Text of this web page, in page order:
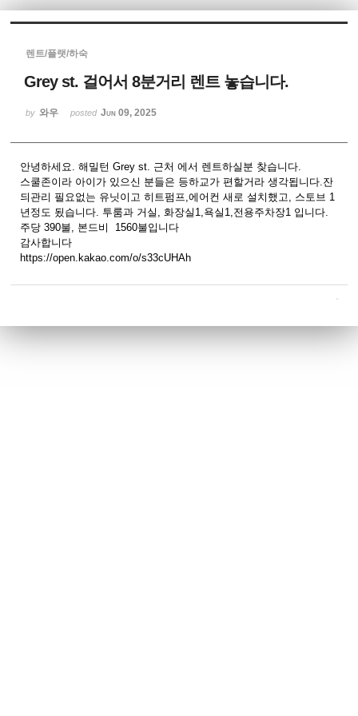
렌트/플랫/하숙
Grey st. 걸어서 8분거리 렌트 놓습니다.
by 와우 posted Jun 09, 2025
안녕하세요. 해밀턴 Grey st. 근처 에서 렌트하실분 찾습니다.
스쿨존이라 아이가 있으신 분들은 등하교가 편할거라 생각됩니다.잔
듸관리 필요없는 유닛이고 히트펌프,에어컨 새로 설치했고, 스토브 1
년정도 됬습니다. 투룸과 거실, 화장실1,욕실1,전용주차장1 입니다.
주당 390불, 본드비 1560불입니다
감사합니다
https://open.kakao.com/o/s33cUHAh
Sketchbook5, 스케치북5
Sketchbook5, 스케치북5